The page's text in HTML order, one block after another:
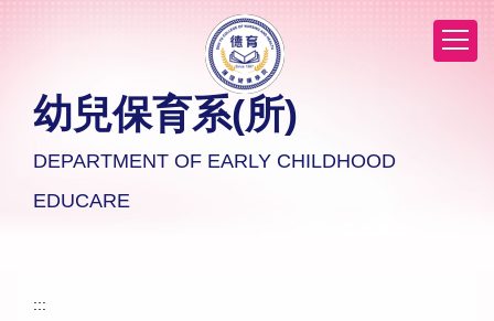
幼兒保育系(所)
DEPARTMENT OF EARLY CHILDHOOD
EDUCARE
:::